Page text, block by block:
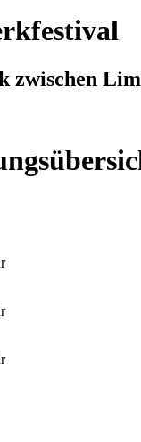
zwischen